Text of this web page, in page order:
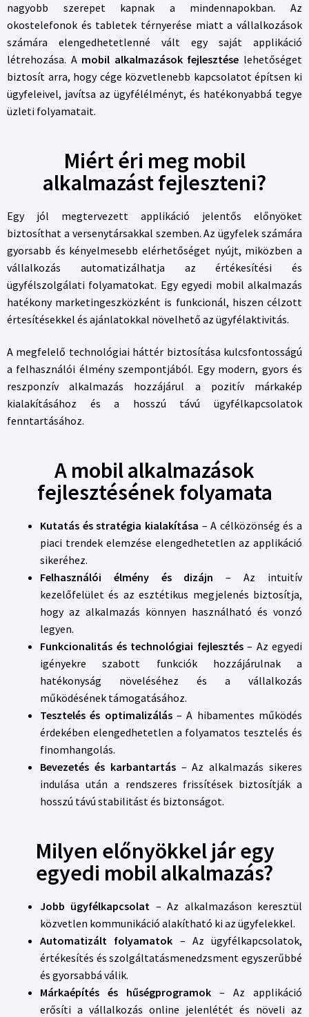
nagyobb szerepet kapnak a mindennapokban. Az
okostelefonok és tabletek térnyerése miatt a vállalkozások
számára elengedhetetlenné vált egy saját applikáció
létrehozása. A mobil alkalmazások fejlesztése lehetőséget
biztosít arra, hogy cége közvetlenebb kapcsolatot építsen ki
ügyfeleivel, javítsa az ügyfélélményt, és hatékonyabbá tegye
üzleti folyamatait.
Miért éri meg mobil
alkalmazást fejleszteni?
Egy jól megtervezett applikáció jelentős előnyöket
biztosíthat a versenytársakkal szemben. Az ügyfelek számára
gyorsabb és kényelmesebb elérhetőséget nyújt, miközben a
vállalkozás automatizálhatja az értékesítési és
ügyfélszolgálati folyamatokat. Egy egyedi mobil alkalmazás
hatékony marketingeszközként is funkcionál, hiszen célzott
értesítésekkel és ajánlatokkal növelhető az ügyfélaktivitás.
A megfelelő technológiai háttér biztosítása kulcsfontosságú
a felhasználói élmény szempontjából. Egy modern, gyors és
reszponzív alkalmazás hozzájárul a pozitív márkakép
kialakításához és a hosszú távú ügyfélkapcsolatok
fenntartásához.
A mobil alkalmazások
fejlesztésének folyamata
Kutatás és stratégia kialakítása – A célközönség és a
piaci trendek elemzése elengedhetetlen az applikáció
sikeréhez.
Felhasználói élmény és dizájn – Az intuitív
kezelőfelület és az esztétikus megjelenés biztosítja,
hogy az alkalmazás könnyen használható és vonzó
legyen.
Funkcionalitás és technológiai fejlesztés– Az egyedi
igényekre szabott funkciók hozzájárulnak a
hatékonyság növeléséhez és a vállalkozás
működésének támogatásához.
Tesztelés és optimalizálás– A hibamentes működés
érdekében elengedhetetlen a folyamatos tesztelés és
finomhangolás.
Bevezetés és karbantartás– Az alkalmazás sikeres
indulása után a rendszeres frissítések biztosítják a
hosszú távú stabilitást és biztonságot.
Milyen előnyökkel jár egy
egyedi mobil alkalmazás?
Jobb ügyfélkapcsolat – Az alkalmazáson keresztül
közvetlen kommunikáció alakítható ki az ügyfelekkel.
Automatizált folyamatok – Az ügyfélkapcsolatok,
értékesítés és szolgáltatásmenedzsment egyszerűbbé
és gyorsabbá válik.
Márkaépítés és hűségprogramok – Az applikáció
erősíti a vállalkozás online jelenlétét és növeli az